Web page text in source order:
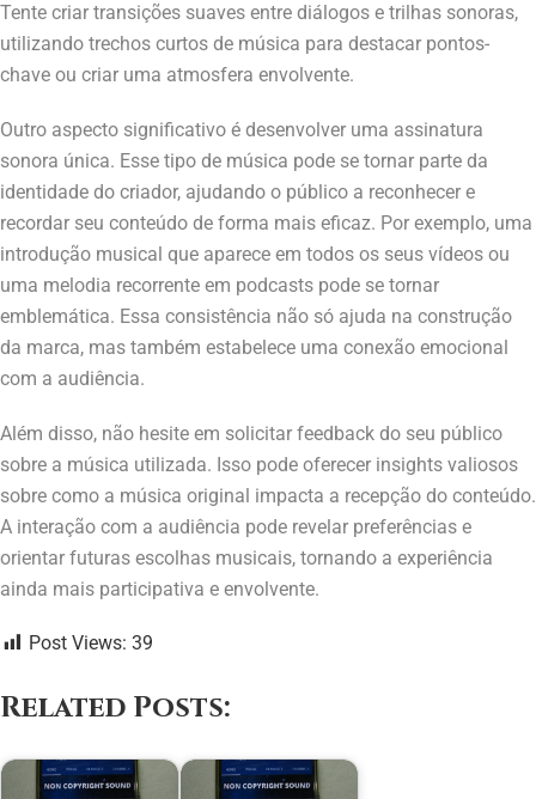
Tente criar transições suaves entre diálogos e trilhas sonoras,
utilizando trechos curtos de música para destacar pontos-
chave ou criar uma atmosfera envolvente.
Outro aspecto significativo é desenvolver uma assinatura
sonora única. Esse tipo de música pode se tornar parte da
identidade do criador, ajudando o público a reconhecer e
recordar seu conteúdo de forma mais eficaz. Por exemplo, uma
introdução musical que aparece em todos os seus vídeos ou
uma melodia recorrente em podcasts pode se tornar
emblemática. Essa consistência não só ajuda na construção
da marca, mas também estabelece uma conexão emocional
com a audiência.
Além disso, não hesite em solicitar feedback do seu público
sobre a música utilizada. Isso pode oferecer insights valiosos
sobre como a música original impacta a recepção do conteúdo.
A interação com a audiência pode revelar preferências e
orientar futuras escolhas musicais, tornando a experiência
ainda mais participativa e envolvente.
Post Views: 39
Related Posts: